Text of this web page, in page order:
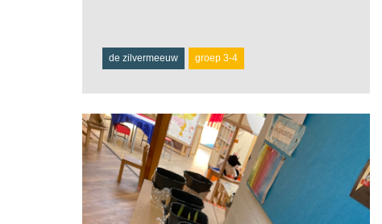
de zilvermeeuw groep 3-4